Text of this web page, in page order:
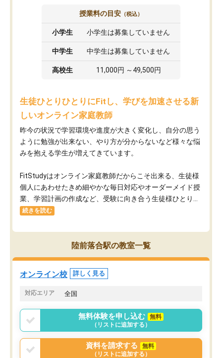
授業料の目安 （税込）
小学生 小学生は募集していません
中学生 中学生は募集していません
高校生 11,000円 ～49,500円
生徒ひとりひとりにFitし、学びを加速させる新
しいオンライン家庭教師
昨今の状況で学習環境や進度が大きく変化し、自分の思う
ように勉強が出来ない、やり方が分からないなど様々な悩
みを抱える学生が増えてきています。
FitStudyはオンライン家庭教師だからこそ出来る、生徒様
個人にあわせたきめ細やかな毎日対応やオーダーメイド授
業、学習計画の作成など、受験に向き合う生徒様ひとり...
続きを読む
陸前落合駅の教室一覧
オンライン校 詳しく見る
対応エリア 全国
無料体験を申し込む
無料
（リストに追加する）
資料を請求する
無料
（リストに追加する）